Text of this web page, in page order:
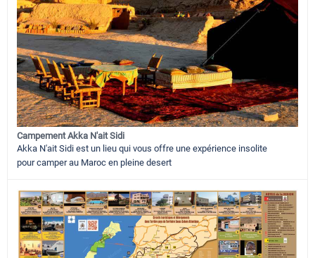
Campement Akka N'ait Sidi
Akka N'ait Sidi est un lieu qui vous offre une expérience insolite
pour camper au Maroc en pleine desert